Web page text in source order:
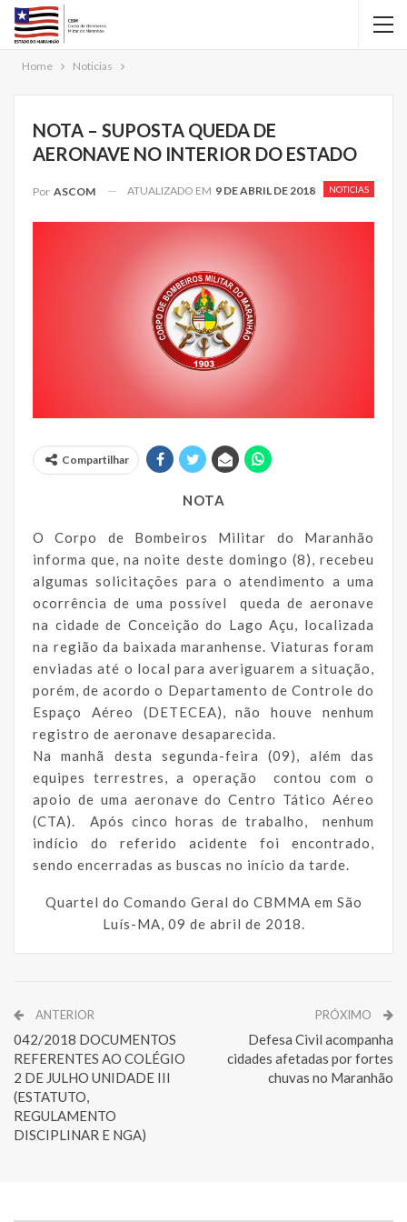
Home Noticias
NOTA – SUPOSTA QUEDA DE
AERONAVE NO INTERIOR DO ESTADO
NOTICIAS
Por ASCOM ATUALIZADO EM 9 DE ABRIL DE 2018
Compartilhar
NOTA
O Corpo de Bombeiros Militar do Maranhão
informa que, na noite deste domingo (8), recebeu
algumas solicitações para o atendimento a uma
ocorrência de uma possível queda de aeronave
na cidade de Conceição do Lago Açu, localizada
na região da baixada maranhense. Viaturas foram
enviadas até o local para averiguarem a situação,
porém, de acordo o Departamento de Controle do
Espaço Aéreo (DETECEA), não houve nenhum
registro de aeronave desaparecida.
Na manhã desta segunda-feira (09), além das
equipes terrestres, a operação contou com o
apoio de uma aeronave do Centro Tático Aéreo
(CTA). Após cinco horas de trabalho, nenhum
indício do referido acidente foi encontrado,
sendo encerradas as buscas no início da tarde.
Quartel do Comando Geral do CBMMA em São
Luís-MA, 09 de abril de 2018.
ANTERIOR
042/2018 DOCUMENTOS
REFERENTES AO COLÉGIO
2 DE JULHO UNIDADE III
(ESTATUTO,
REGULAMENTO
DISCIPLINAR E NGA)
PRÓXIMO
Defesa Civil acompanha
cidades afetadas por fortes
chuvas no Maranhão